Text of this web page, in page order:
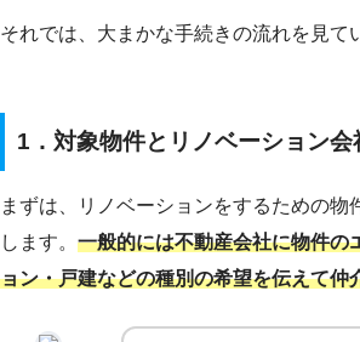
それでは、大まかな手続きの流れを見て
1．対象物件とリノベーション会
まずは、リノベーションをするための物
します。 一般的には不動産会社に物件の
ョン・戸建などの種別の希望を伝えて仲